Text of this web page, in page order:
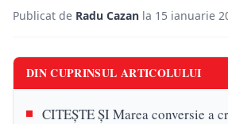
Publicat de Radu Cazan la 15 ianuarie
DIN CUPRINSUL ARTICOLULUI
CITEŞTE ŞI Marea conversie a